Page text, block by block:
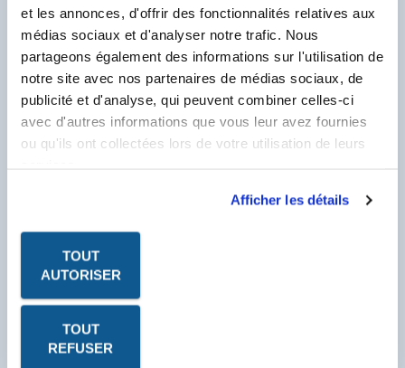
et les annonces, d'offrir des fonctionnalités relatives aux
médias sociaux et d'analyser notre trafic. Nous
partageons également des informations sur l'utilisation de
notre site avec nos partenaires de médias sociaux, de
publicité et d'analyse, qui peuvent combiner celles-ci
avec d'autres informations que vous leur avez fournies
ou qu'ils ont collectées lors de votre utilisation de leurs
Afficher les détails
TOUT
AUTORISER
TOUT
REFUSER
Produit.
Client Labo France, saisissez votre N° Compte
Client se trouvant sur votre facture et
commençant par un F.
N° Compte Client
F